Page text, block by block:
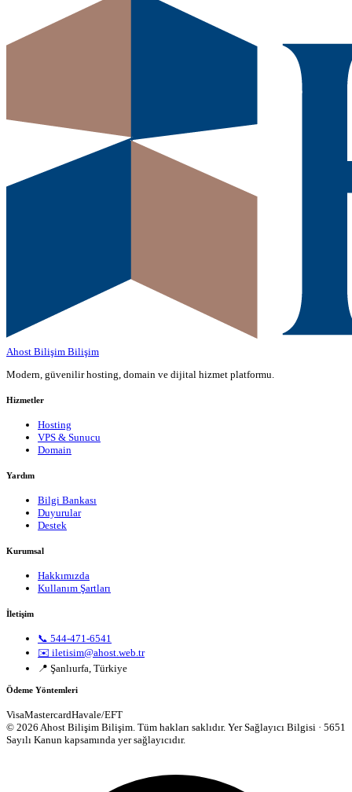
Ahost Bilişim Bilişim
Modern, güvenilir hosting, domain ve dijital hizmet platformu.
Hizmetler
Hosting
VPS & Sunucu
Domain
Yardım
Bilgi Bankası
Duyurular
Destek
Kurumsal
Hakkımızda
Kullanım Şartları
İletişim
📞 544-471-6541
✉️ iletisim@ahost.web.tr
📍 Şanlıurfa, Türkiye
Ödeme Yöntemleri
VisaMastercardHavale/EFT
© 2026 Ahost Bilişim Bilişim. Tüm hakları saklıdır. Yer Sağlayıcı Bilgisi · 5651
Sayılı Kanun kapsamında yer sağlayıcıdır.